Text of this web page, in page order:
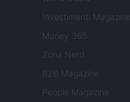
Investimenti Magazine
Money 365
Zona Nerd
B2B Magazine
People Magazine